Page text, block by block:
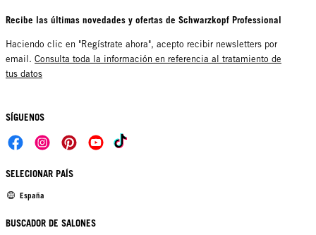
Recibe las últimas novedades y ofertas de Schwarzkopf Professional
Haciendo clic en "Regístrate ahora", acepto recibir newsletters por
email. Consulta toda la información en referencia al tratamiento de
tus datos
SÍGUENOS
SELECIONAR PAÍS
España
BUSCADOR DE SALONES